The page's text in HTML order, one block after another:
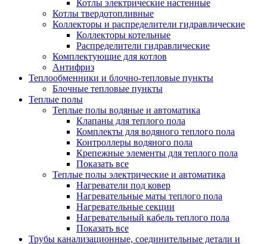
Котлы электрические настенные
Котлы твердотопливные
Коллекторы и распределители гидравлические
Коллекторы котельные
Распределители гидравлические
Комплектующие для котлов
Антифриз
Теплообменники и блочно-тепловые пункты
Блочные тепловые пункты
Теплые полы
Теплые полы водяные и автоматика
Клапаны для теплого пола
Комплекты для водяного теплого пола
Контроллеры водяного пола
Крепежные элементы для теплого пола
Показать все
Теплые полы электрические и автоматика
Нагреватели под ковер
Нагревательные маты теплого пола
Нагревательные секции
Нагревательный кабель теплого пола
Показать все
Трубы канализационные, соединительные детали и